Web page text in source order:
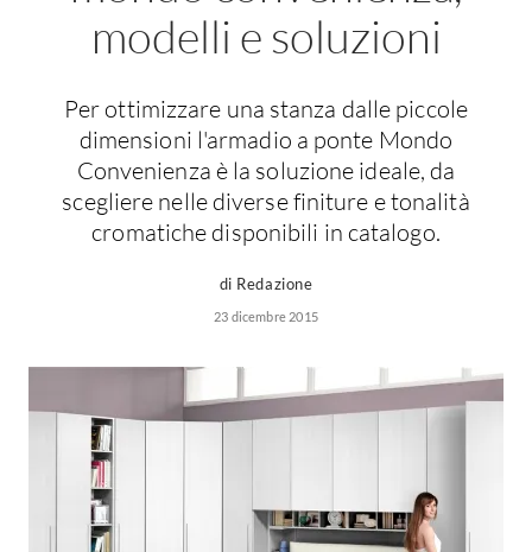
modelli e soluzioni
Per ottimizzare una stanza dalle piccole
dimensioni l'armadio a ponte Mondo
Convenienza è la soluzione ideale, da
scegliere nelle diverse finiture e tonalità
cromatiche disponibili in catalogo.
di Redazione
23 dicembre 2015